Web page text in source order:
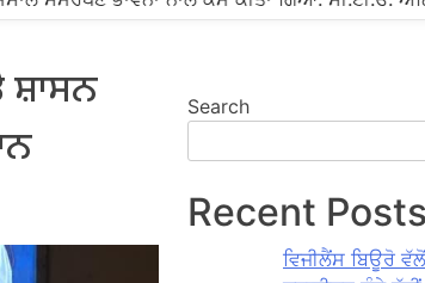
ਸ਼ਾਸਨ
Search
Recent Posts
ਵਿਜੀਲੈਂਸ ਬਿਊਰੋ